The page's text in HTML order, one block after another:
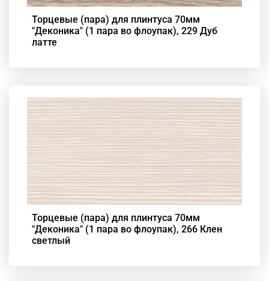
Торцевые (пара) для плинтуса 70мм
"Деконика" (1 пара во флоупак), 229 Дуб
латте
Торцевые (пара) для плинтуса 70мм
"Деконика" (1 пара во флоупак), 266 Клен
светлый